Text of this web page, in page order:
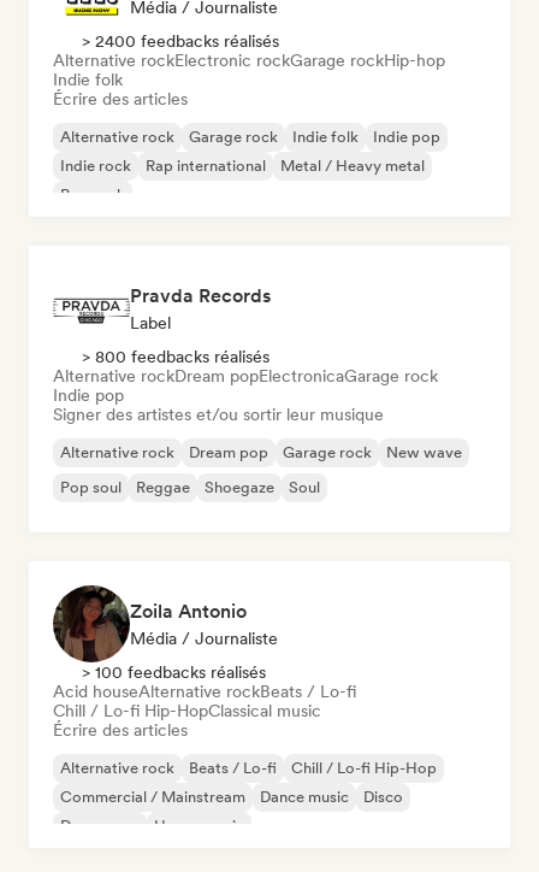
Média / Journaliste
> 2400 feedbacks réalisés
Alternative rockElectronic rockGarage rockHip-hop
Indie folk
Écrire des articles
Alternative rock Garage rock Indie folk
Indie pop
Indie rock
Rap international
Metal / Heavy metal
Pop rock
Pravda Records
Label
> 800 feedbacks réalisés
Alternative rockDream popElectronicaGarage rock
Indie pop
Signer des artistes et/ou sortir leur musique
Alternative rock Dream pop Garage rock
New wave
Pop soul
Reggae Shoegaze Soul
Zoila Antonio
Média / Journaliste
> 100 feedbacks réalisés
Acid houseAlternative rockBeats / Lo-fi
Chill / Lo-fi Hip-HopClassical music
Écrire des articles
Alternative rock Beats / Lo-fi
Chill / Lo-fi Hip-Hop
Commercial / Mainstream
Dance music
Disco
Dream pop
House music